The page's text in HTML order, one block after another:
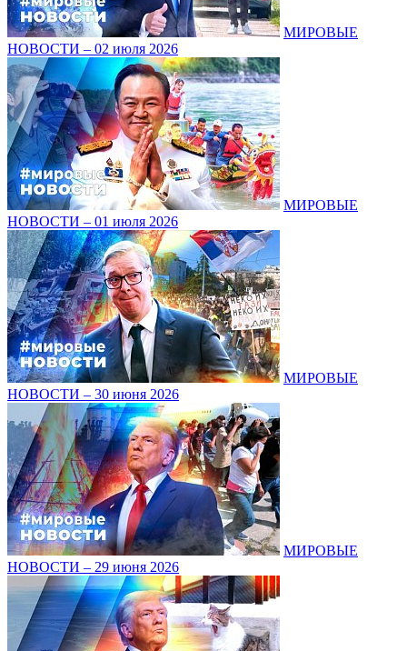
МИРОВЫЕ
НОВОСТИ – 02 июля 2026
МИРОВЫЕ
НОВОСТИ – 01 июля 2026
МИРОВЫЕ
НОВОСТИ – 30 июня 2026
МИРОВЫЕ
НОВОСТИ – 29 июня 2026